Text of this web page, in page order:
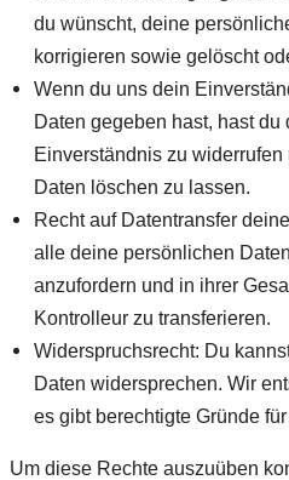
du wünscht, deine
korrigieren sowie gelöscht
Wenn du uns dein
Daten gegeben hast, hast du
Einverständnis zu
Daten löschen zu lassen.
Recht auf Datentransfer
alle deine persönlichen
anzufordern und in ihrer
Kontrolleur zu transferieren.
Widerspruchsrecht: Du
Daten widersprechen. Wir
es gibt berechtigte Gründe
Um diese Rechte auszuüben